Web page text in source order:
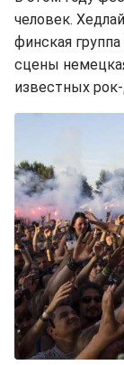
человек.
финская
сцены
известных